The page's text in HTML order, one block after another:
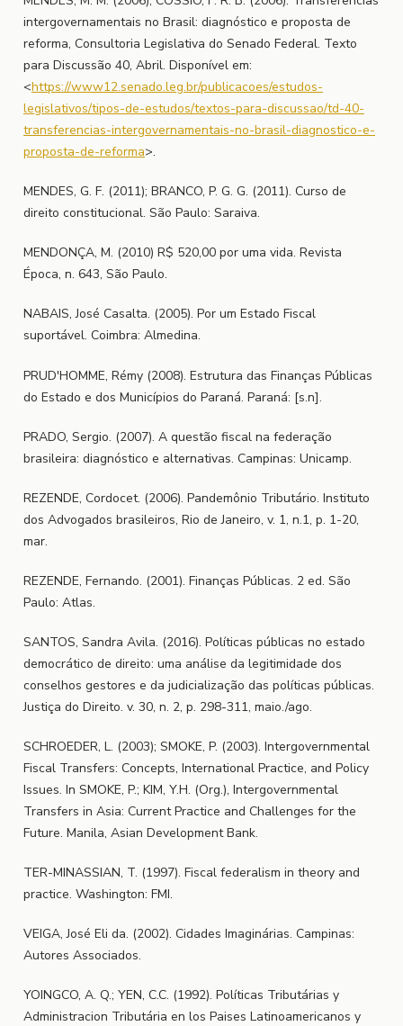
intergovernamentais no Brasil: diagnóstico e proposta de
reforma, Consultoria Legislativa do Senado Federal. Texto
para Discussão 40, Abril. Disponível em:
<https://www12.senado.leg.br/publicacoes/estudos-
legislativos/tipos-de-estudos/textos-para-discussao/td-40-
transferencias-intergovernamentais-no-brasil-diagnostico-e-
proposta-de-reforma>.
MENDES, G. F. (2011); BRANCO, P. G. G. (2011). Curso de
direito constitucional. São Paulo: Saraiva.
MENDONÇA, M. (2010) R$ 520,00 por uma vida. Revista
Época, n. 643, São Paulo.
NABAIS, José Casalta. (2005). Por um Estado Fiscal
suportável. Coimbra: Almedina.
PRUD'HOMME, Rémy (2008). Estrutura das Finanças Públicas
do Estado e dos Municípios do Paraná. Paraná: [s.n].
PRADO, Sergio. (2007). A questão fiscal na federação
brasileira: diagnóstico e alternativas. Campinas: Unicamp.
REZENDE, Cordocet. (2006). Pandemônio Tributário. Instituto
dos Advogados brasileiros, Rio de Janeiro, v. 1, n.1, p. 1-20,
mar.
REZENDE, Fernando. (2001). Finanças Públicas. 2 ed. São
Paulo: Atlas.
SANTOS, Sandra Avila. (2016). Políticas públicas no estado
democrático de direito: uma análise da legitimidade dos
conselhos gestores e da judicialização das políticas públicas.
Justiça do Direito. v. 30, n. 2, p. 298-311, maio./ago.
SCHROEDER, L. (2003); SMOKE, P. (2003). Intergovernmental
Fiscal Transfers: Concepts, International Practice, and Policy
Issues. In SMOKE, P.; KIM, Y.H. (Org.), Intergovernmental
Transfers in Asia: Current Practice and Challenges for the
Future. Manila, Asian Development Bank.
TER-MINASSIAN, T. (1997). Fiscal federalism in theory and
practice. Washington: FMI.
VEIGA, José Eli da. (2002). Cidades Imaginárias. Campinas:
Autores Associados.
YOINGCO, A. Q.; YEN, C.C. (1992). Políticas Tributárias y
Administracion Tributária en los Paises Latinoamericanos y